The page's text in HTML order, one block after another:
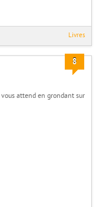
Livres
8
attend en grondant sur